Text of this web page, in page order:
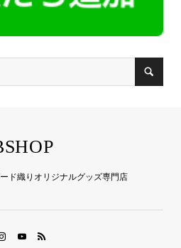
ド織りオリジナルグッズ専門店